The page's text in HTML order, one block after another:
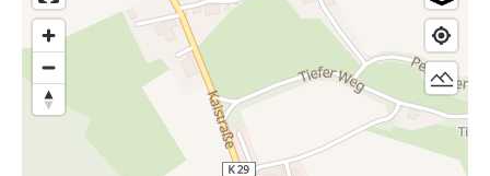
Stetig bergauf
Sie starten Ihre Wanderung auf 168m Höhe am großen
Parkplatz der
Gaststätte Friedrichshöhe
. Von hier aus geht
es Richtung Teutoburger Wald stetig leicht bergauf – der
Bergweltenweg macht seinem Namen alle Ehre! Nachdem
SieHohe Liet (218m) undGottesberg
(263m) hinter sich
gelassen haben, erreichen Sie den
Petersberg
(266m) auf
dem Kammweg des Teutoburger Waldes.